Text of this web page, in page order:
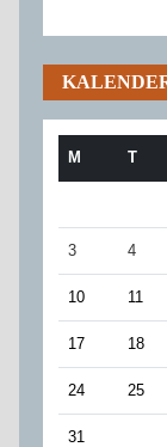
M T
3 4
10 11
17 18
24 25
31